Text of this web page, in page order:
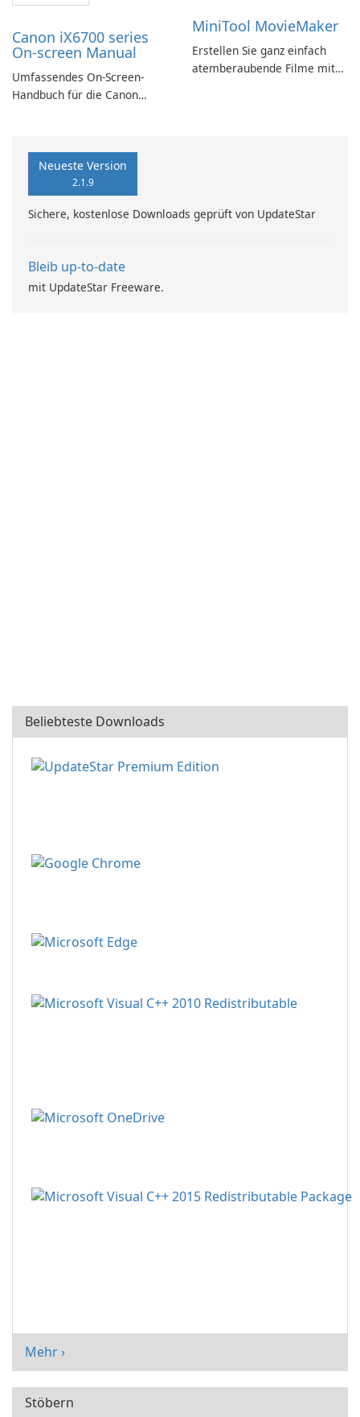
Canon iX6700 series
On-screen Manual
Umfassendes On-Screen-
Handbuch für die Canon
MiniTool MovieMaker
Erstellen Sie ganz einfach
atemberaubende Filme mit
Neueste Version
2.1.9
Sichere, kostenlose Downloads geprüft von UpdateStar
Bleib up-to-date
mit UpdateStar Freeware.
Beliebteste Downloads
Mehr ›
Stöbern